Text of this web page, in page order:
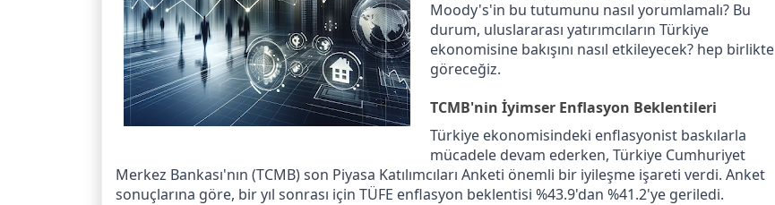
Moody's'in bu tutumunu nasıl yorumlamalı? Bu
durum, uluslararası yatırımcıların Türkiye
ekonomisine bakışını nasıl etkileyecek? hep birlikte
göreceğiz.
TCMB'nin İyimser Enflasyon Beklentileri
Türkiye ekonomisindeki enflasyonist baskılarla
mücadele devam ederken, Türkiye Cumhuriyet
Merkez Bankası'nın (TCMB) son Piyasa Katılımcıları Anketi önemli bir iyileşme işareti verdi. Anket
sonuçlarına göre, bir yıl sonrası için TÜFE enflasyon beklentisi %43.9'dan %41.2'ye geriledi.